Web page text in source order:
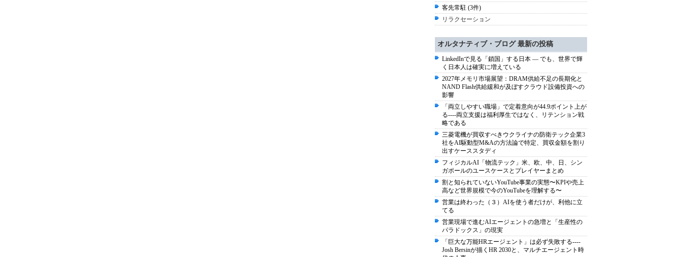
客先常駐 (3件)
リラクセーション
オルタナティブ・ブログ 最新の投稿
LinkedInで見る「鎖国」する日本 ― でも、世界で輝
く日本人は確実に増えている
2027年メモリ市場展望：DRAM供給不足の長期化と
NAND Flash供給緩和が及ぼすクラウド設備投資への
影響
「両立しやすい職場」で定着意向が44.9ポイント上が
る----両立支援は福利厚生ではなく、リテンション戦
略である
三菱電機が買収すべきウクライナの防衛テック企業3
社をAI駆動型M&Aの方法論で特定、買収金額を割り
出すケーススタディ
フィジカルAI「物流テック」米、欧、中、日、シン
ガポールのユースケースとプレイヤーまとめ
割と知られていないYouTube事業の実態〜KPIや売上
高など世界規模で今のYouTubeを理解する〜
営業は終わった（３）AIを使う者だけが、利他に立
てる
営業現場で進むAIエージェントの急増と「生産性の
パラドックス」の現実
「巨大な万能HRエージェント」は必ず失敗する----
Josh Bersinが描くHR 2030と、マルチエージェント時